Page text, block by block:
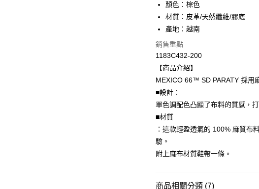
ATM付款
運送方式
全家取貨付款
每筆NT$80，滿NT$6,000(含以
付款後全家取貨
每筆NT$80，滿NT$6,000(含以
萊爾富取貨付款
每筆NT$80，滿NT$6,000(含以上
付款後萊爾富取貨
顏色：棕色
材質：皮革/天然纖維/膠底
產地：越南
銷售重點
1183C432-200
【商品介紹】
MEXICO 66™ SD PARATY 採用
■設計：
單色調配色凸顯了布料的質感，
■材質
：這款輕盈透氣的 100% 麻質布
驗。
附上麻布材質鞋帶一條。
商品相關分類 (7)